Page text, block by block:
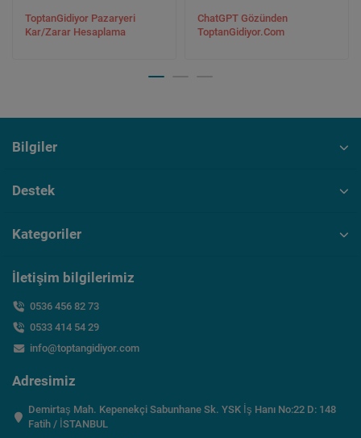
ToptanGidiyor Pazaryeri
Kar/Zarar Hesaplama
ChatGPT Gözünden
ToptanGidiyor.Com
Bilgiler
Destek
Kategoriler
İletişim bilgilerimiz
0536 456 82 73
0533 414 54 29
info@toptangidiyor.com
Adresimiz
Demirtaş Mah. Kepenekçi Sabunhane Sk. YSK İş Hanı No:22 D: 148
Fatih / İSTANBUL